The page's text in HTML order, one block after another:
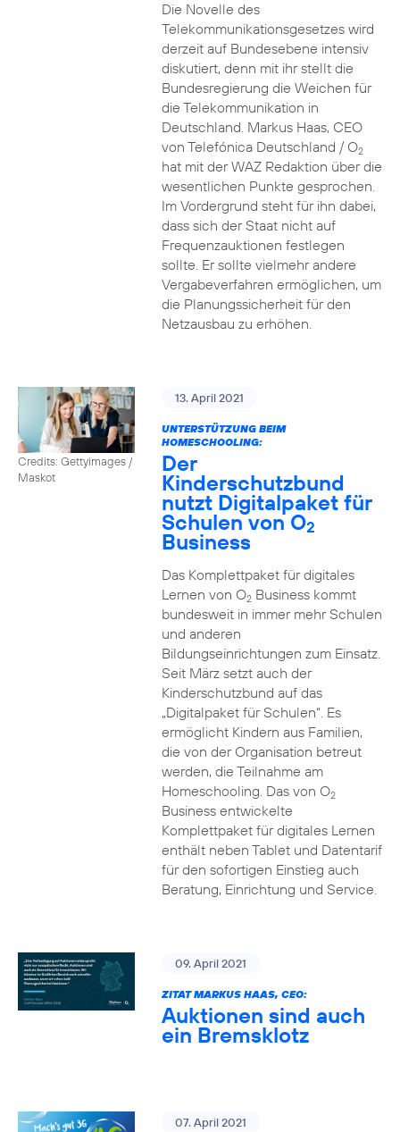
Die Novelle des
Telekommunikationsgesetzes wird
derzeit auf Bundesebene intensiv
diskutiert, denn mit ihr stellt die
Bundesregierung die Weichen für
die Telekommunikation in
Deutschland. Markus Haas, CEO
von Telefónica Deutschland / O2
hat mit der WAZ Redaktion über die
wesentlichen Punkte gesprochen.
Im Vordergrund steht für ihn dabei,
dass sich der Staat nicht auf
Frequenzauktionen festlegen
sollte. Er sollte vielmehr andere
Vergabeverfahren ermöglichen, um
die Planungssicherheit für den
Netzausbau zu erhöhen.
Credits: Gettyimages /
Maskot
13. April 2021
UNTERSTÜTZUNG BEIM
HOMESCHOOLING:
Der
Kinderschutzbund
nutzt Digitalpaket für
Schulen von O2
Business
Das Komplettpaket für digitales
Lernen von O2Business kommt
bundesweit in immer mehr Schulen
und anderen
Bildungseinrichtungen zum Einsatz.
Seit März setzt auch der
Kinderschutzbund auf das
„Digitalpaket für Schulen“. Es
ermöglicht Kindern aus Familien,
die von der Organisation betreut
werden, die Teilnahme am
Homeschooling. Das von O2
Business entwickelte
Komplettpaket für digitales Lernen
enthält neben Tablet und Datentarif
für den sofortigen Einstieg auch
Beratung, Einrichtung und Service.
09. April 2021
ZITAT MARKUS HAAS, CEO:
Auktionen sind auch
ein Bremsklotz
07. April 2021